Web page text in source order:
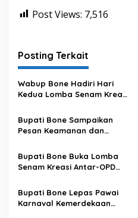
Post Views: 7,516
Posting Terkait
Wabup Bone Hadiri Hari
Kedua Lomba Senam Kreasi
Bupati Bone Sampaikan
Pesan Keamanan dan
Bupati Bone Buka Lomba
Senam Kreasi Antar-OPD
Bupati Bone Lepas Pawai
Karnaval Kemerdekaan